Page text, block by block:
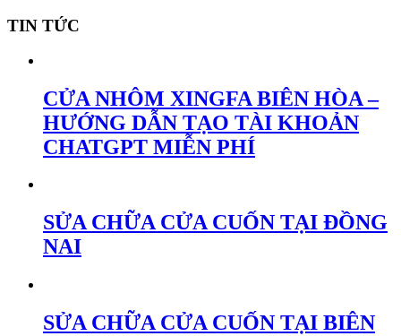
TIN TỨC
CỬA NHÔM XINGFA BIÊN HÒA –
HƯỚNG DẪN TẠO TÀI KHOẢN
CHATGPT MIỄN PHÍ
SỬA CHỮA CỬA CUỐN TẠI ĐỒNG
NAI
SỬA CHỮA CỬA CUỐN TẠI BIÊN